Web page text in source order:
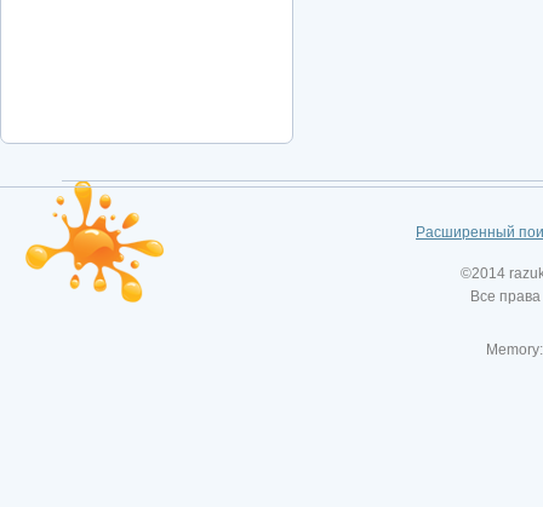
Расширенный
©2014
Все